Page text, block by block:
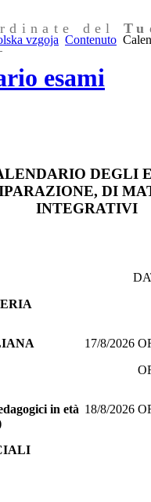
del
vzgoja Contenuto
esami
DEGLI
DI
INTEGRATIVI
17/8/2026
ORE
in età 18/8/2026